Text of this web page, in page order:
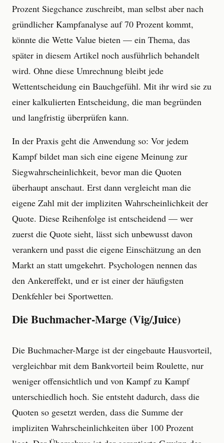
Prozent Siegchance zuschreibt, man selbst aber nach
gründlicher Kampfanalyse auf 70 Prozent kommt,
könnte die Wette Value bieten — ein Thema, das
später in diesem Artikel noch ausführlich behandelt
wird. Ohne diese Umrechnung bleibt jede
Wettentscheidung ein Bauchgefühl. Mit ihr wird sie zu
einer kalkulierten Entscheidung, die man begründen
und langfristig überprüfen kann.
In der Praxis geht die Anwendung so: Vor jedem
Kampf bildet man sich eine eigene Meinung zur
Siegwahrscheinlichkeit, bevor man die Quoten
überhaupt anschaut. Erst dann vergleicht man die
eigene Zahl mit der impliziten Wahrscheinlichkeit der
Quote. Diese Reihenfolge ist entscheidend — wer
zuerst die Quote sieht, lässt sich unbewusst davon
verankern und passt die eigene Einschätzung an den
Markt an statt umgekehrt. Psychologen nennen das
den Ankereffekt, und er ist einer der häufigsten
Denkfehler bei Sportwetten.
Die Buchmacher-Marge (Vig/Juice)
Die Buchmacher-Marge ist der eingebaute Hausvorteil,
vergleichbar mit dem Bankvorteil beim Roulette, nur
weniger offensichtlich und von Kampf zu Kampf
unterschiedlich hoch. Sie entsteht dadurch, dass die
Quoten so gesetzt werden, dass die Summe der
impliziten Wahrscheinlichkeiten über 100 Prozent